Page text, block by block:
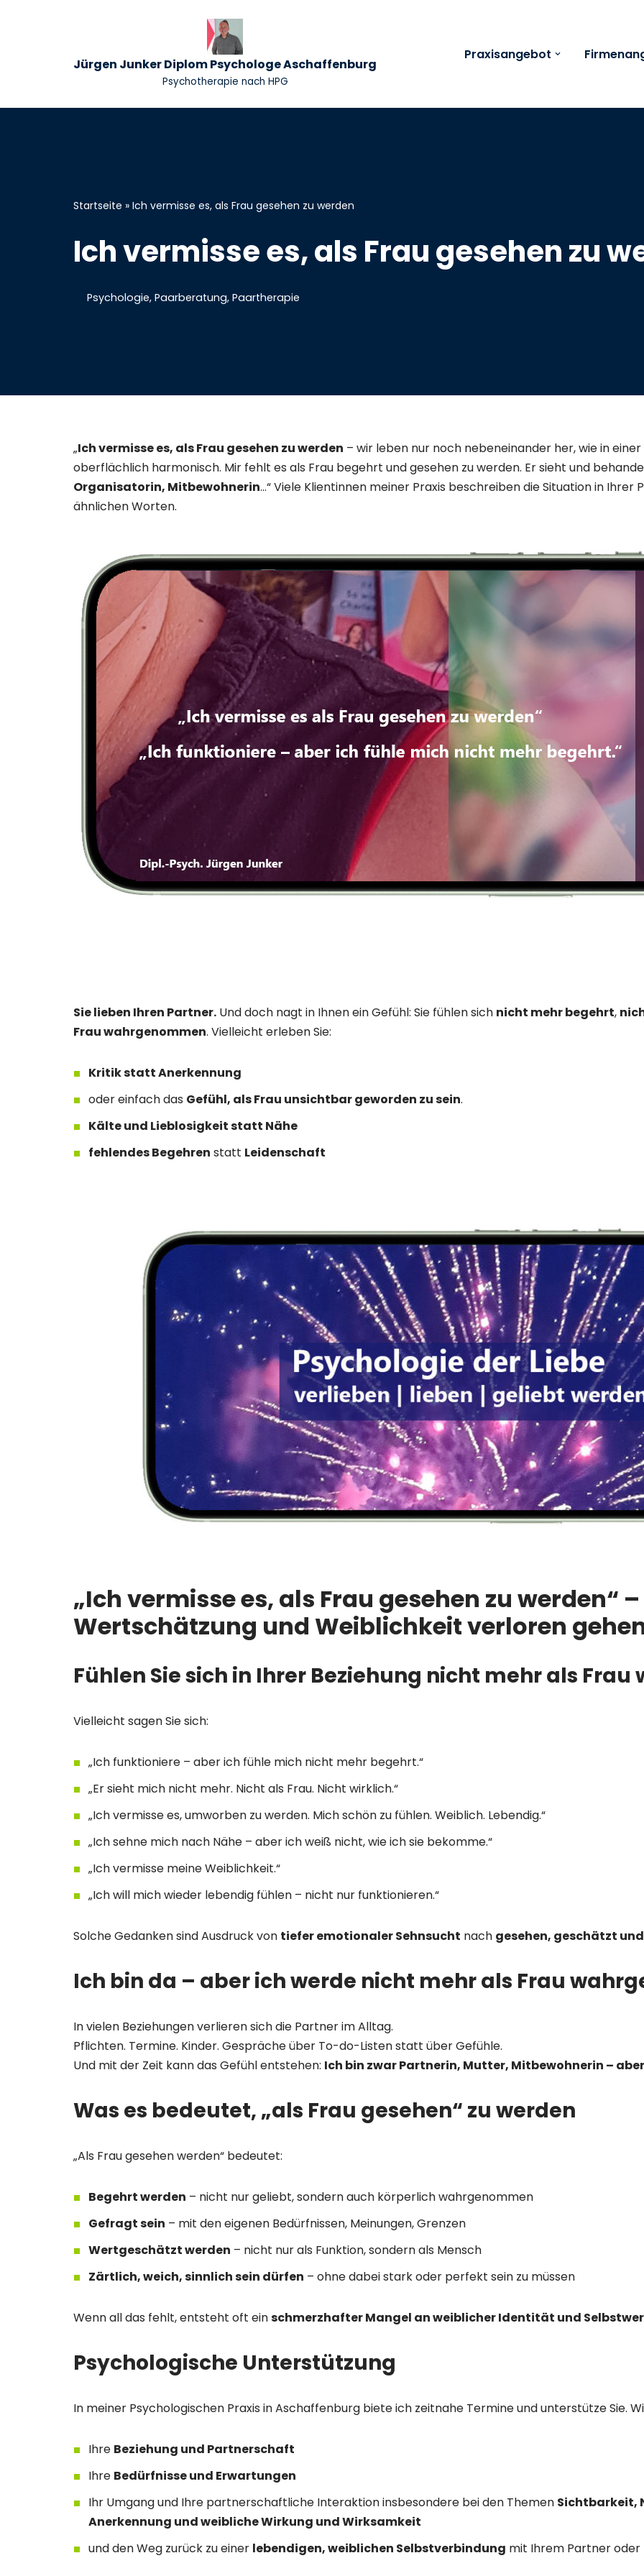
Jürgen Junker Diplom Psychologe Aschaffenburg
Psychotherapie nach HPG
Praxisangebot
Startseite » Ich vermisse es, als Frau gesehen zu werden
Ich vermisse es, als Frau gesehen zu
Psychologie, Paarberatung, Paartherapie
„Ich vermisse es, als Frau gesehen zu werden – wir leben nur noch nebeneinander her, wie in
oberflächlich harmonisch. Mir fehlt es als Frau begehrt und gesehen zu werden. Er sieht und
Organisatorin, Mitbewohnerin…“ Viele Klientinnen meiner Praxis beschreiben die Situation in
ähnlichen Worten.
Sie lieben Ihren Partner. Und doch nagt in Ihnen ein Gefühl: Sie fühlen sich nicht mehr begehrt,
Frau wahrgenommen. Vielleicht erleben Sie:
Kritik statt Anerkennung
oder einfach das Gefühl, als Frau unsichtbar geworden zu sein.
Kälte und Lieblosigkeit statt Nähe
fehlendes Begehren statt Leidenschaft
„Ich vermisse es, als Frau gesehen zu werden“
Wertschätzung und Weiblichkeit verloren
Fühlen Sie sich in Ihrer Beziehung nicht mehr als
Vielleicht sagen Sie sich:
„Ich funktioniere – aber ich fühle mich nicht mehr begehrt.“
„Er sieht mich nicht mehr. Nicht als Frau. Nicht wirklich.“
„Ich vermisse es, umworben zu werden. Mich schön zu fühlen. Weiblich. Lebendig.“
„Ich sehne mich nach Nähe – aber ich weiß nicht, wie ich sie bekomme.“
„Ich vermisse meine Weiblichkeit.“
„Ich will mich wieder lebendig fühlen – nicht nur funktionieren.“
Solche Gedanken sind Ausdruck von tiefer emotionaler Sehnsucht nach gesehen, geschätzt
Ich bin da – aber ich werde nicht mehr als Frau
In vielen Beziehungen verlieren sich die Partner im Alltag.
Pflichten. Termine. Kinder. Gespräche über To-do-Listen statt über Gefühle.
Und mit der Zeit kann das Gefühl entstehen: Ich bin zwar Partnerin, Mutter, Mitbewohnerin –
Was es bedeutet, „als Frau gesehen“ zu werden
„Als Frau gesehen werden“ bedeutet:
Begehrt werden – nicht nur geliebt, sondern auch körperlich wahrgenommen
Gefragt sein – mit den eigenen Bedürfnissen, Meinungen, Grenzen
Wertgeschätzt werden – nicht nur als Funktion, sondern als Mensch
Zärtlich, weich, sinnlich sein dürfen – ohne dabei stark oder perfekt sein zu müssen
Wenn all das fehlt, entsteht oft einschmerzhafter Mangel an weiblicher Identität und
Psychologische Unterstützung
In meiner Psychologischen Praxis in Aschaffenburg biete ich zeitnahe Termine und unterstütze Sie.
Ihre Beziehung und Partnerschaft
Ihre Bedürfnisse und Erwartungen
Ihr Umgang und Ihre partnerschaftliche Interaktion insbesondere bei den Themen Sichtbarkeit,
Anerkennung und weibliche Wirkung und Wirksamkeit
und den Weg zurück zu einer lebendigen, weiblichen Selbstverbindung mit Ihrem Partner